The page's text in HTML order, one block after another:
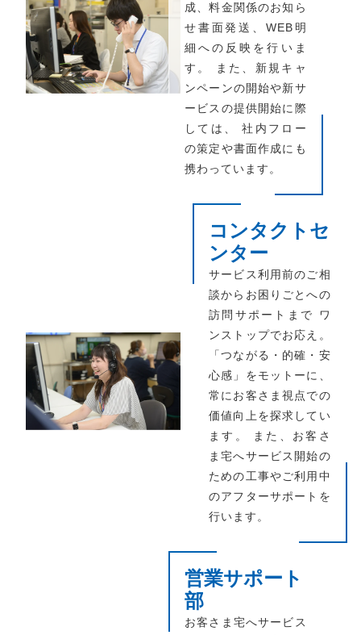
成、料金関係のお知ら
せ書面発送、WEB明
細への反映を行いま
す。 また、新規キャ
ンペーンの開始や新サ
ービスの提供開始に際
しては、 社内フロー
の策定や書面作成にも
携わっています。
コンタクトセ
ンター
サービス利用前のご相
談からお困りごとへの
訪問サポートまで ワ
ンストップでお応え。
「つながる・的確・安
心感」をモットーに、
常にお客さま視点での
価値向上を探求してい
ます。 また、お客さ
ま宅へサービス開始の
ための工事やご利用中
のアフターサポートを
行います。
営業サポート
部
お客さま宅へサービス